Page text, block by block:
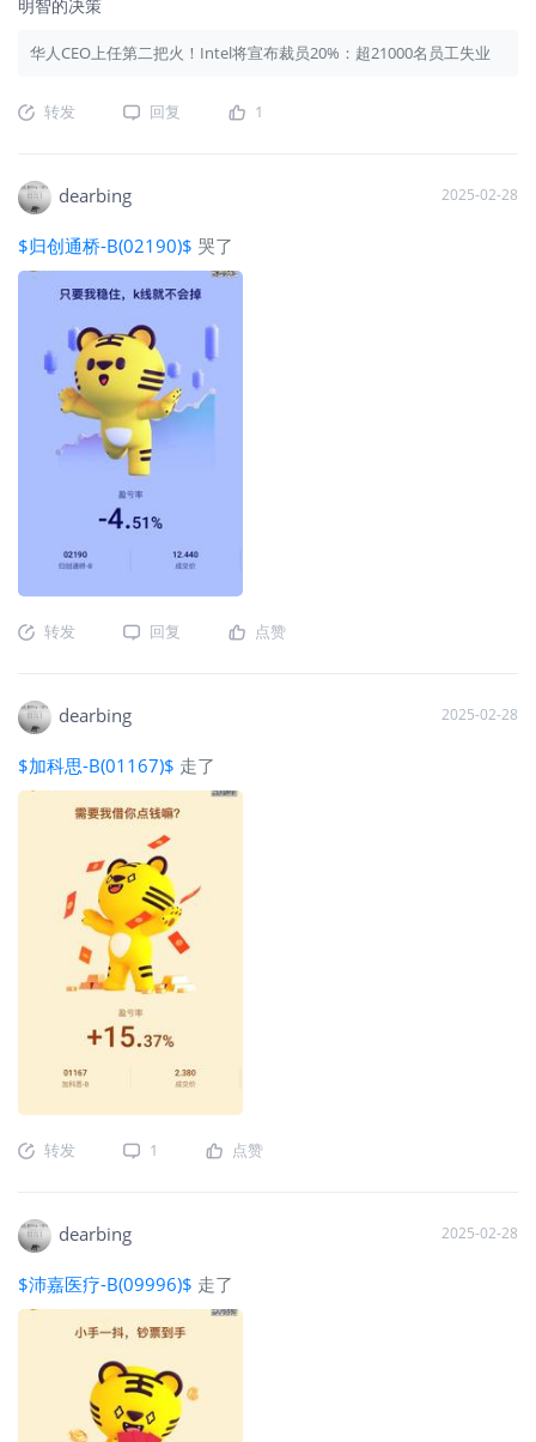
明智的决策
华人CEO上任第二把火！Intel将宣布裁员20%：超21000名员工失业
转发 回复 1
dearbing 2025-02-28
$归创通桥-B(02190)$ 哭了
转发 回复 点赞
dearbing 2025-02-28
$加科思-B(01167)$ 走了
转发 1 点赞
dearbing 2025-02-28
$沛嘉医疗-B(09996)$ 走了